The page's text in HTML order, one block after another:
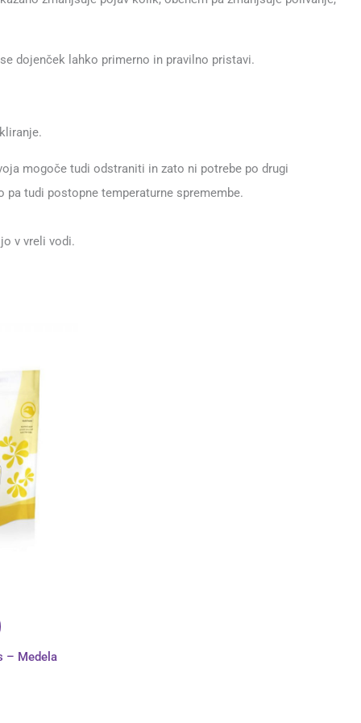
dojenček lahko primerno in pravilno pristavi.
mogoče tudi odstraniti in zato ni potrebe po drugi
tudi postopne temperaturne spremembe.
v vreli vodi.
– Medela